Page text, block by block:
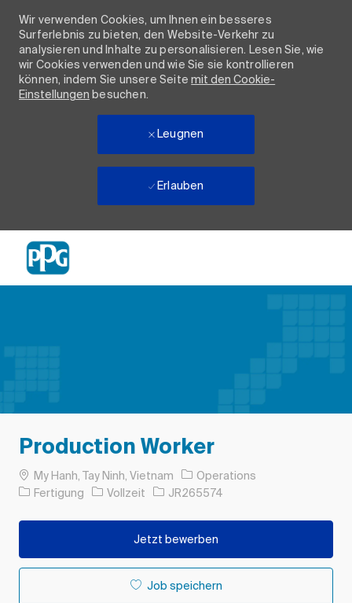
Wir verwenden Cookies, um Ihnen ein besseres
Surferlebnis zu bieten, den Website-Verkehr zu
analysieren und Inhalte zu personalisieren. Lesen Sie, wie
wir Cookies verwenden und wie Sie sie kontrollieren
können, indem Sie unsere Seitemit den Cookie-
Einstellungen besuchen.
Leugnen
Erlauben
Production Worker
OrtMy Hanh, Tay Ninh, Vietnam
Operations
Kategorie
Fertigung Auftragstyp
Vollzeit Auftrags-ID
JR265574
Jetzt bewerben
Job speichern